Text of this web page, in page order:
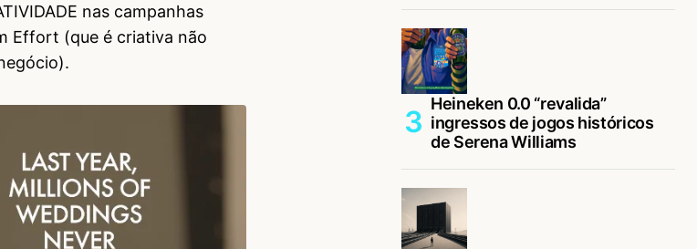
nas campanhas
Effort (que é criativa não
Heineken 0.0 “revalida”
ingressos de jogos históricos
de Serena Williams